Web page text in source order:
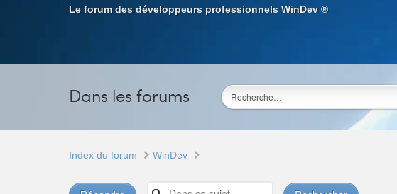
Le forum des développeurs professionnels WinDev ®
Dans les forums
Index du forum WinDev